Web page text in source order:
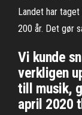
Landet har
200 år. Det gør
Vi kunde
verkligen
till musik,
april 2020